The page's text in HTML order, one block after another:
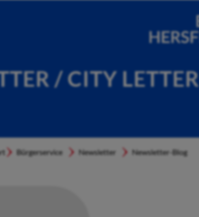
/ CITY LETTER
Bürgerservice Newsletter Newsletter-Blog